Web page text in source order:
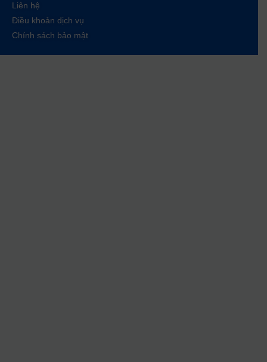
Liên hệ
Điều khoản dịch vụ
Chính sách bảo mật